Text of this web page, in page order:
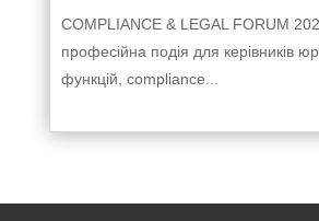
COMPLIANCE & LEGAL FORUM
професійна подія для керівників
функцій, compliance...